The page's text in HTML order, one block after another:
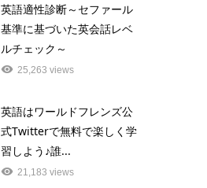
英語適性診断～セファール
基準に基づいた英会話レベ
ルチェック～
25,263 views
英語はワールドフレンズ公
式Twitterで無料で楽しく学
習しよう♪誰...
21,183 views